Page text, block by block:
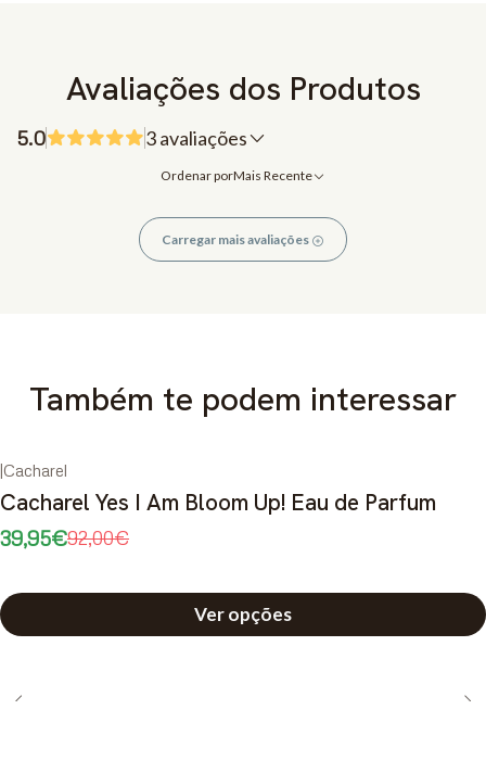
Avaliações dos Produtos
5.0 3 avaliações
Ordenar porMais Recente
Carregar mais avaliações
Também te podem interessar
-57%DESCONTO
|Cacharel
Cacharel Yes I Am Bloom Up! Eau de Parfum
39,95€92,00€
Ver opções